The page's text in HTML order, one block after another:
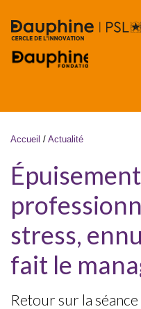
Vous êtes ici
Accueil / Actualité
Épuisement
stress,
fait le
Retour sur la